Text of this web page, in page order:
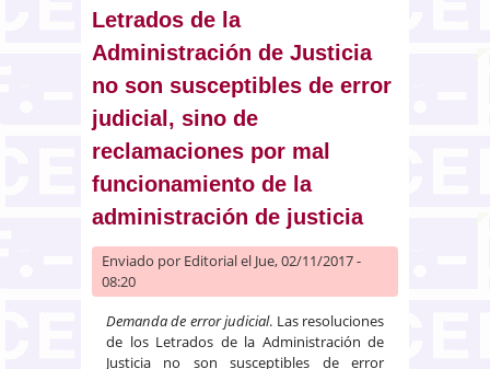
Letrados de la
Administración de Justicia
no son susceptibles de error
judicial, sino de
reclamaciones por mal
funcionamiento de la
administración de justicia
Enviado por Editorialel Jue, 02/11/2017 -
08:20
Demanda de error judicial. Las resoluciones
de los Letrados de la Administración de
Justicia no son susceptibles de error